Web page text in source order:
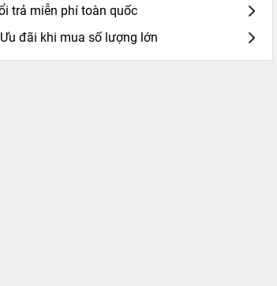
trả miễn phí toàn quốc
Ưu đãi khi mua số lượng lớn